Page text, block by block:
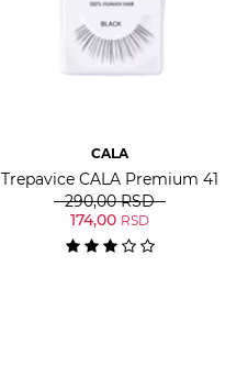
CALA
Trepavice CALA Premium 41
290,00RSD
174,00 RSD